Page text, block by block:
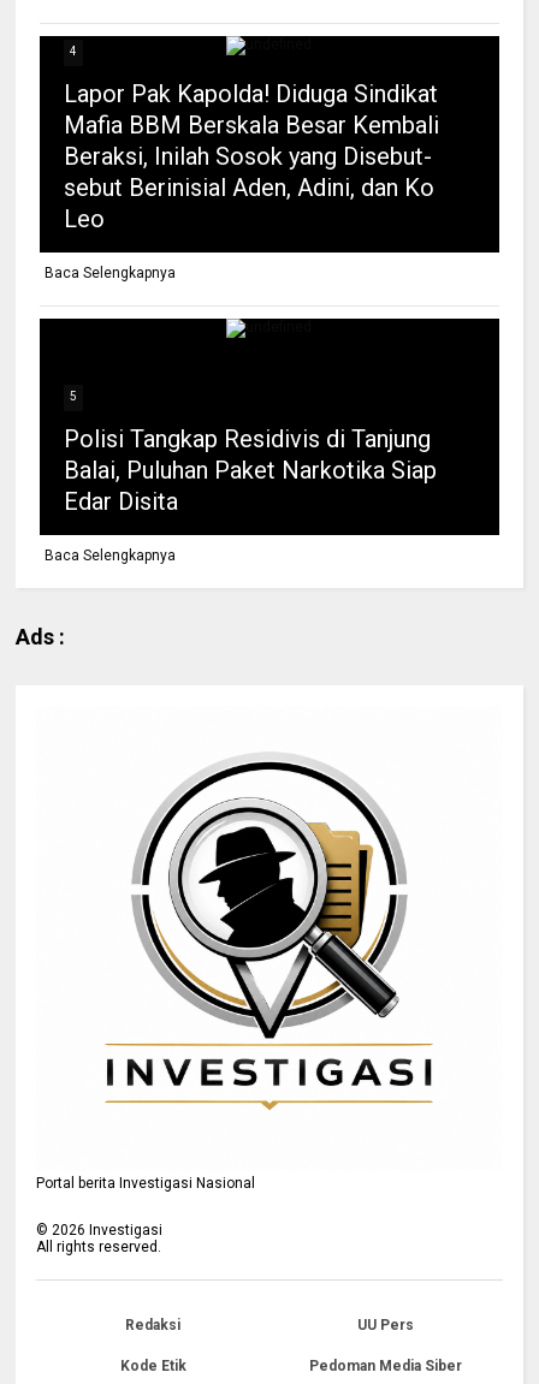
4
Lapor Pak Kapolda! Diduga Sindikat
Mafia BBM Berskala Besar Kembali
Beraksi, Inilah Sosok yang Disebut-
sebut Berinisial Aden, Adini, dan Ko
Leo
Baca Selengkapnya
5
Polisi Tangkap Residivis di Tanjung
Balai, Puluhan Paket Narkotika Siap
Edar Disita
Baca Selengkapnya
Ads :
Portal berita Investigasi Nasional
©2026 Investigasi
All rights reserved.
Redaksi UU Pers
Kode Etik Pedoman Media Siber